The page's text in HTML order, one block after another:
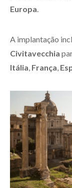
Europa
A implantação
Civitavecchia
Itália França